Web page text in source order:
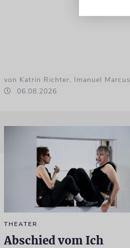
von Katrin Richter, Imanuel Marcus
06.08.2026
THEATER
Abschied vom Ich